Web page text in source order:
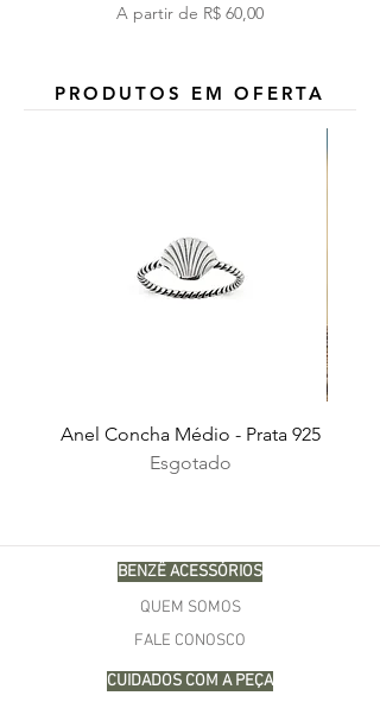
A partir de R$ 60,00
Preço promocional
PRODUTOS EM OFERTA
Anel Concha Médio - Prata 925
Esgotado
BENZÊ ACESSÓRIOS
QUEM SOMOS
FALE CONOSCO
CUIDADOS COM A PEÇA